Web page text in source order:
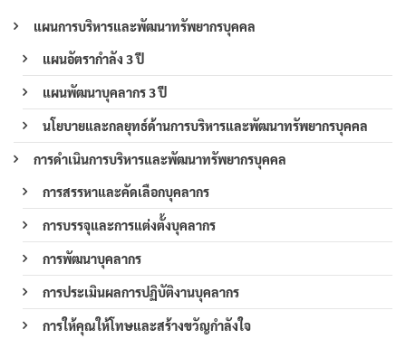
แผนการบริหารและพัฒนาทรัพยากรบุคคล
แผนอัตรากำลัง 3 ปี
แผนพัฒนาบุคลากร 3 ปี
นโยบายและกลยุทธ์ด้านการบริหารและพัฒนาทรัพยากรบุคคล
การดำเนินการบริหารและพัฒนาทรัพยากรบุคคล
การสรรหาและคัดเลือกบุคลากร
การบรรจุและการแต่งตั้งบุคลากร
การพัฒนาบุคลากร
การประเมินผลการปฏิบัติงานบุคลากร
การให้คุณให้โทษและสร้างขวัญกำลังใจ